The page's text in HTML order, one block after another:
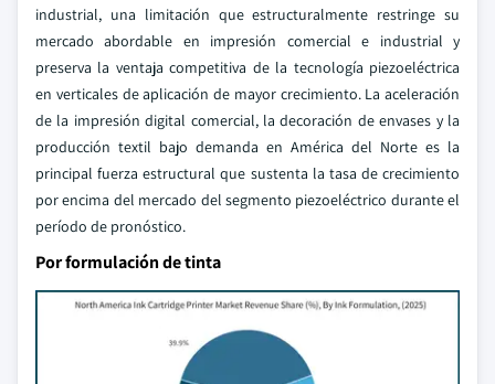
industrial, una limitación que estructuralmente restringe su
mercado abordable en impresión comercial e industrial y
preserva la ventaja competitiva de la tecnología piezoeléctrica
en verticales de aplicación de mayor crecimiento. La aceleración
de la impresión digital comercial, la decoración de envases y la
producción textil bajo demanda en América del Norte es la
principal fuerza estructural que sustenta la tasa de crecimiento
por encima del mercado del segmento piezoeléctrico durante el
período de pronóstico.
Por formulación de tinta